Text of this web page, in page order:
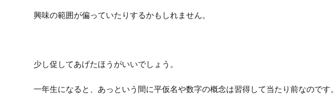
興味の範囲が偏っていたりするかもしれません。
少し促してあげたほうがいいでしょう。
一年生になると、あっという間に平仮名や数字の概念は習得して当たり前なのです。